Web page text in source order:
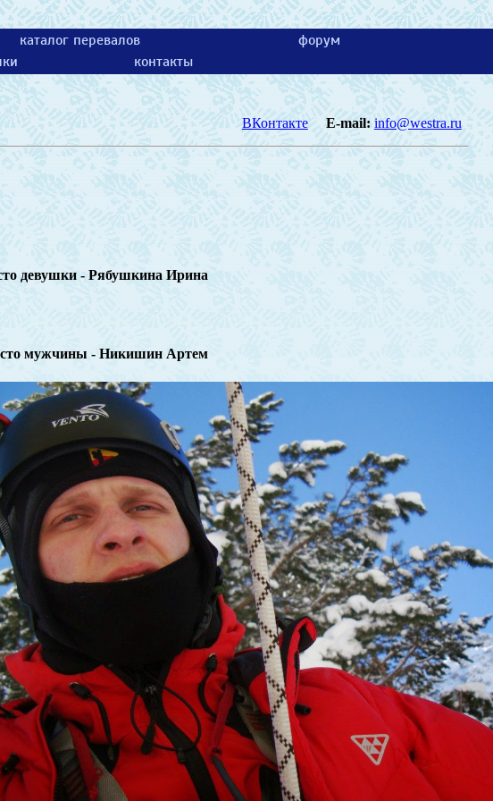
каталог перевалов
форум
контакты
ВКонтакте E-mail: info@westra.ru
девушки -Рябушкина Ирина
мужчины -Никишин Артем